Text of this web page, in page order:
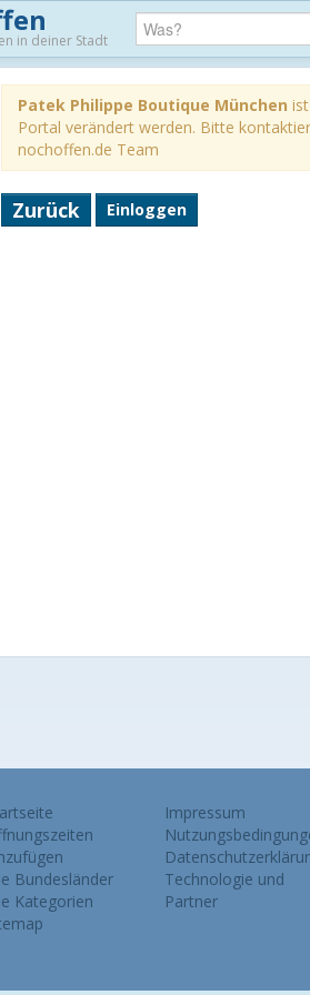
in deiner Stadt
Patek Philippe Boutique München
Portal verändert werden. Bitte
nochoffen.de Team
Zurück Einloggen
Bundesländer
Kategorien
Impressum
Technologie und
Partner